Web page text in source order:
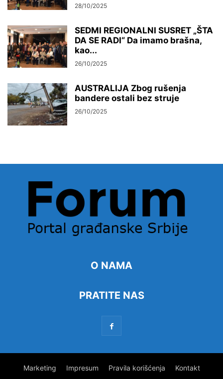
28/10/2025
SEDMI REGIONALNI SUSRET „ŠTA
DA SE RADI“ Da imamo brašna,
kao...
26/10/2025
AUSTRALIJA Zbog rušenja
bandere ostali bez struje
26/10/2025
O NAMA
PRATITE NAS
Marketing Impresum Pravila korišćenja Kontakt